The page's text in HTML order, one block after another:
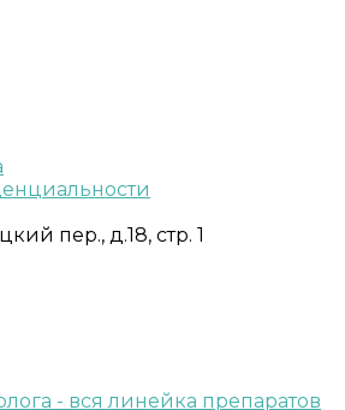
пер., д.18, стр. 1